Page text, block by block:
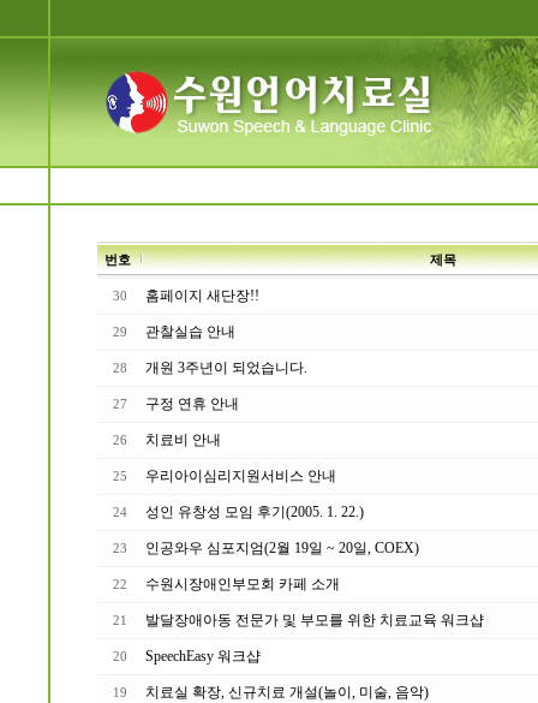
번호 제목
30 홈페이지 새단장!!
29 관찰실습 안내
28 개원 3주년이 되었습니다.
27 구정 연휴 안내
26 치료비 안내
25 우리아이심리지원서비스 안내
24 성인 유창성 모임 후기(2005. 1. 22.)
23 인공와우 심포지엄(2월 19일 ~ 20일, COEX)
22 수원시장애인부모회 카페 소개
21 발달장애아동 전문가 및 부모를 위한 치료교육 워크샵
20 SpeechEasy 워크샵
19 치료실 확장, 신규치료 개설(놀이, 미술, 음악)